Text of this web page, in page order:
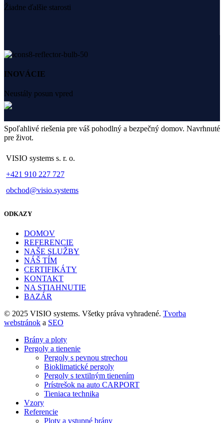
Žiadne ďalšie starosti
INOVÁCIE
Neustály posun vpred
Spoľahlivé riešenia pre váš pohodlný a bezpečný domov. Navrhnuté
pre život.
VISIO systems s. r. o.
+421 910 227 727
obchod@visio.systems
ODKAZY
DOMOV
REFERENCIE
NAŠE SLUŽBY
NÁŠ TÍM
CERTIFIKÁTY
KONTAKT
NA STIAHNUTIE
BAZÁR
© 2025 VISIO systems. Všetky práva vyhradené. Tvorba
webstránok a SEO
Brány a ploty
Pergoly a tienenie
Pergoly s pevnou strechou
Bioklimatické pergoly
Pergoly s textilným tienením
Prístrešok na auto CARPORT
Tieniaca technika
Vzory
Referencie
Ploty a vstupné brány